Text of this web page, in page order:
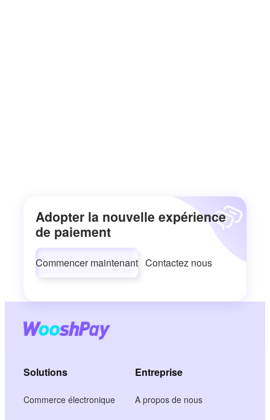
Adopter la nouvelle expérience
de paiement
Commencer maintenant Contactez nous
Solutions
Commerce électronique
Entreprise
A propos de nous